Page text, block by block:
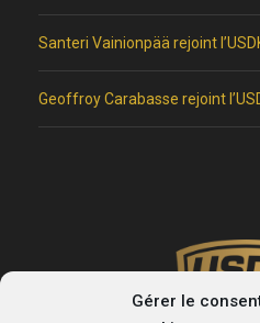
Gérer le
Santeri Vainionpää rejoint
Geoffroy Carabasse rejoint